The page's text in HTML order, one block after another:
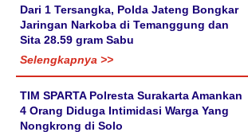
Dari 1 Tersangka, Polda Jateng Bongkar
Jaringan Narkoba di Temanggung dan
Sita 28.59 gram Sabu
Selengkapnya >>
TIM SPARTA Polresta Surakarta Amankan
4 Orang Diduga Intimidasi Warga Yang
Nongkrong di Solo